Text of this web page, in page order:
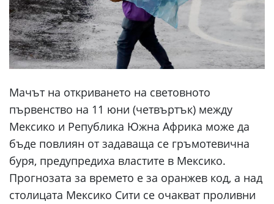
Мачът на откриването на световното
първенство на 11 юни (четвъртък) между
Мексико и Република Южна Африка може да
бъде повлиян от задаваща се гръмотевична
буря, предупредиха властите в Мексико.
Прогнозата за времето е за оранжев код, а над
столицата Мексико Сити се очакват проливни